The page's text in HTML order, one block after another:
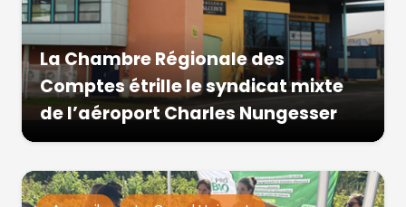
La Chambre Régionale des
Comptes étrille le syndicat mixte
de l’aéroport Charles Nungesser